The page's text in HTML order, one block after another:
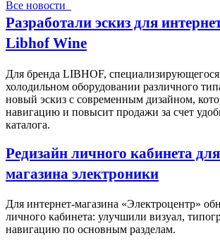
Все новости
Разработали эскиз для
Libhof Wine
Для бренда LIBHOF,
холодильном оборудовании различного
новый эскиз с современным дизайном,
навигацию и повысит продажи за счет
каталога.
Редизайн личного кабинета
магазина электроники
Для интернет-магазина «Электроцентр»
личного кабинета: улучшили визуал,
навигацию по основным разделам.